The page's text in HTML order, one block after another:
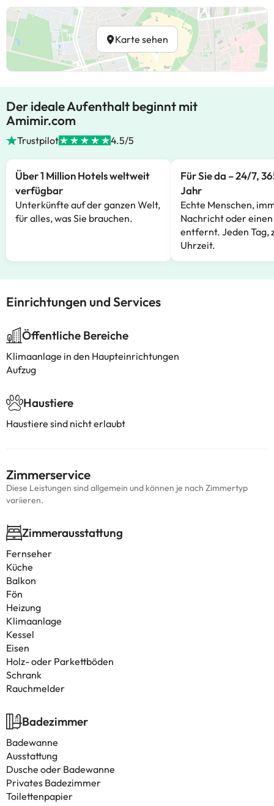
Karte sehen
Der ideale Aufenthalt beginnt mit
Amimir.com
Trustpilot 4.5/5
Über 1 Million Hotels weltweit
verfügbar
Unterkünfte auf der ganzen Welt,
für alles, was Sie brauchen.
Für Sie da – 24/7,
Jahr
Echte Menschen,
Nachricht oder
entfernt. Jeden Tag,
Uhrzeit.
Einrichtungen und Services
Öffentliche Bereiche
Klimaanlage in den Haupteinrichtungen
Aufzug
Haustiere
Haustiere sind nicht erlaubt
Zimmerservice
Diese Leistungen sind allgemein und können je nach Zimmertyp
variieren.
Zimmerausstattung
Fernseher
Küche
Balkon
Fön
Heizung
Klimaanlage
Kessel
Eisen
Holz- oder Parkettböden
Schrank
Rauchmelder
Badezimmer
Badewanne
Ausstattung
Dusche oder Badewanne
Privates Badezimmer
Toilettenpapier